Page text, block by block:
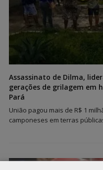
Assassinato de Dilma,
gerações de grilagem em
Pará
União pagou mais de R$ 1
camponeses em terras